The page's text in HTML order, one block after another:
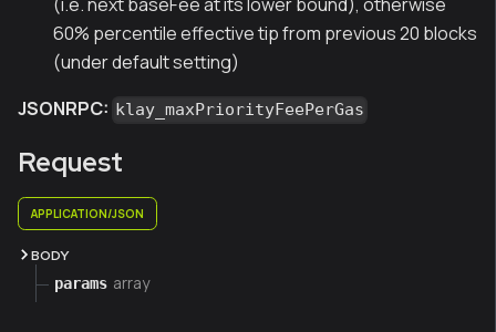
60% percentile effective tip from previous 20 blocks
(under default setting)
JSONRPC: klay_maxPriorityFeePerGas
Request
APPLICATION/JSON
BODY
params array